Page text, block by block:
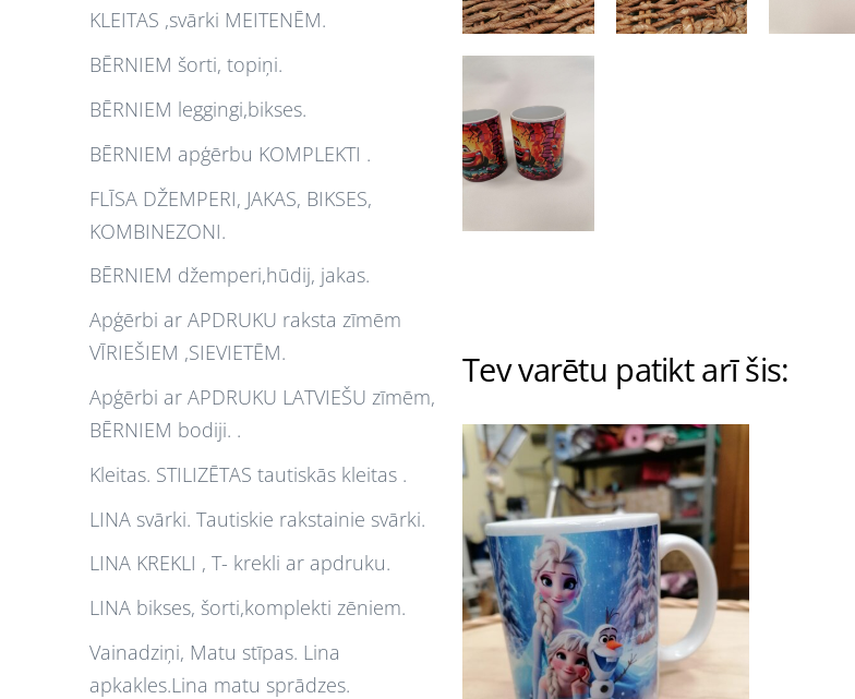
KLEITAS ,svārki MEITENĒM.
BĒRNIEM šorti, topiņi.
BĒRNIEM leggingi,bikses.
BĒRNIEM apģērbu KOMPLEKTI .
FLĪSA DŽEMPERI, JAKAS, BIKSES,
KOMBINEZONI.
BĒRNIEM džemperi,hūdij, jakas.
Apģērbi ar APDRUKU raksta zīmēm
VĪRIEŠIEM ,SIEVIETĒM.
Apģērbi ar APDRUKU LATVIEŠU zīmēm,
BĒRNIEM bodiji. .
Kleitas. STILIZĒTAS tautiskās kleitas .
LINA svārki. Tautiskie rakstainie svārki.
LINA KREKLI , T- krekli ar apdruku.
LINA bikses, šorti,komplekti zēniem.
Vainadziņi, Matu stīpas. Lina
apkakles.Lina matu sprādzes.
Tev varētu patikt arī šis: